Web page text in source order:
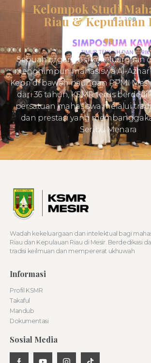
Kelompok Studi
Riau & Kepulauan
Sebuah organisasi kekeluargaan
menghimpun mahasiswa Al-Azhar
Kepri di bawah naungan PPMI
dari 36 tahun, KSMR terus
persatuan mahasiswa melalui
dan prestasi yang
Seribu Menara
Wadah kekeluargaan dan intelektual bagi
Riau dan Kepulauan Riau di Mesir. Berdedikasi
tradisi keilmuan dan mempererat ukhuwah
Informasi
Profil KSMR
Takaful
Mandub
Dokumentasi
Sosial Media